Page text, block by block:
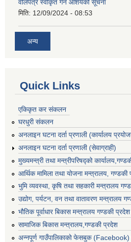
वोलपत्र स्वीकृत गर्ने आशयको सूचना
मिति: 12/09/2024 - 08:53
अन्य
Quick Links
एकिकृत कर संकलन
घरधुरी संकलन
अनलाइन घटना दर्ता प्रणाली (कार्यालय
अनलाइन घटना दर्ता प्रणाली (सेवाग्राही)
मुख्यमन्त्री तथा मन्त्रीपरिषद्को
आर्थिक मामिला तथा योजना मन्त्रालय, गण्डकी
भुमि व्यवस्था, कृषि तथा सहकारी मन्त्रालय
उद्योग, पर्यटन, वन तथा वातावरण मन्त्रालय
भौतिक पूर्वाधार बिकास मन्त्रालय गण्डकी प्रदेश
सामाजिक बिकास मन्त्रालय,गण्डकी प्रदेश
अन्नपूर्ण गाउँपालिकाको फेसबुक